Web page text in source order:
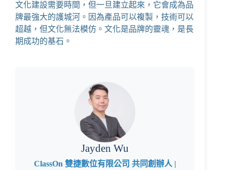
文化建設需要時間，但一旦建立起來，它會成為品
牌最強大的護城河。因為產品可以複製，技術可以
超越，但文化無法模仿。文化是品牌的靈魂，是長
期成功的基石。
Jayden Wu
ClassOn 雙捷數位有限公司 共同創辦人 |